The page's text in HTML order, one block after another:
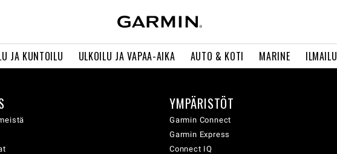
JA KUNTOILU ULKOILU JA VAPAA-AIKA AUTO & KOTI MARINE ILMAILU
YMPÄRISTÖT
Garmin Connect
Garmin Express
Connect IQ